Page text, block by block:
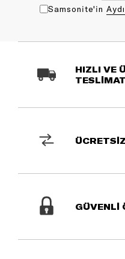
Samsonite'in
HIZLI VE
GÜVENLİ